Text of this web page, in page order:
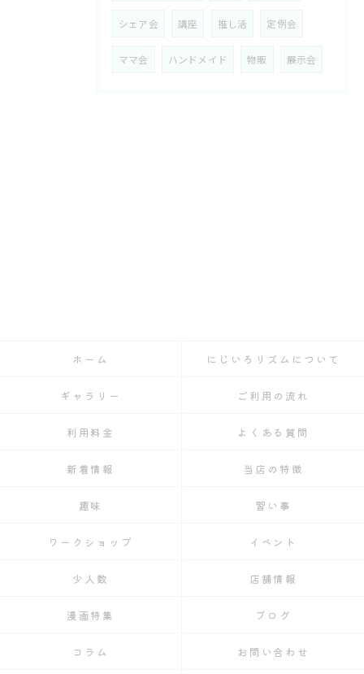
シェア会 講座 推し活 定例会
ママ会 ハンドメイド 物販 展示会
ホーム にじいろリズムについて
ギャラリー ご利用の流れ
利用料金 よくある質問
新着情報 当店の特徴
趣味 習い事
ワークショップ イベント
少人数 店舗情報
漫画特集 ブログ
コラム お問い合わせ